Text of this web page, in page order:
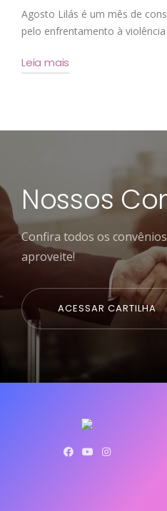
Agosto Lilás é um mês de
pelo enfrentamento à
Leia mais
Nossos
Confira todos os
aproveite!
ACESSAR CARTILHA